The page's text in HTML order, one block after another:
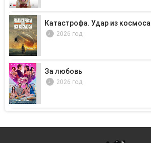
Катастрофа. Удар из космоса
2026 год
За любовь
2026 год